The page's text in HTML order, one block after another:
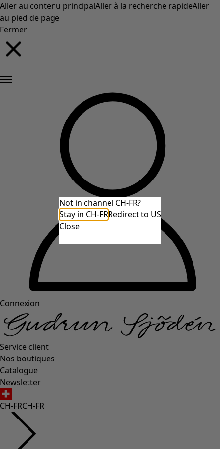
Aller au contenu principalAller à la recherche rapideAller
au pied de page
Fermer
Connexion
Service client
Nos boutiques
Catalogue
Newsletter
CH-FRCH-FR
Not in channel CH-FR?
Stay in CH-FRRedirect to US
Close